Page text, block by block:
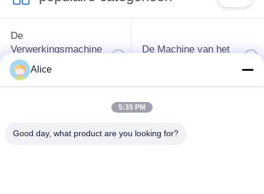
De
Verwerkingsmachine
van het
maniokzetmeel
De Machine van het
De
van de maniokbloem
Alice
5:35 PM
Good day, what product are you looking for?